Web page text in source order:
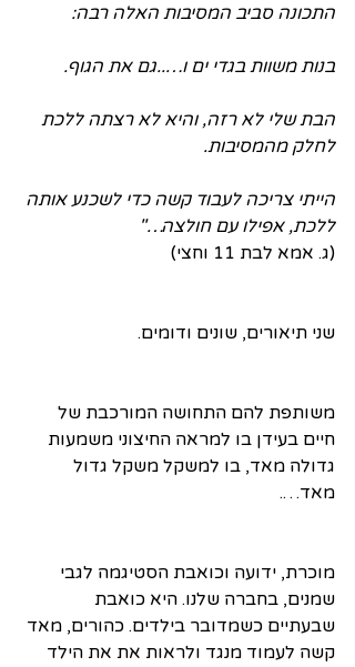
התכונה סביב המסיבות האלה רבה:
בנות משוות בגדי ים ו…..גם את הגוף.
הבת שלי לא רזה, והיא לא רצתה ללכת
לחלק מהמסיבות.
הייתי צריכה לעבוד קשה כדי לשכנע אותה
ללכת, אפילו עם חולצה…"
(ג. אמא לבת 11 וחצי)
שני תיאורים, שונים ודומים.
משותפת להם התחושה המורכבת של
חיים בעידן בו למראה החיצוני משמעות
גדולה מאד, בו למשקל משקל גדול
מאד….
מוכרת, ידועה וכואבת הסטיגמה לגבי
שמנים, בחברה שלנו. היא כואבת
שבעתיים כשמדובר בילדים. כהורים, מאד
קשה לעמוד מנגד ולראות את את הילד